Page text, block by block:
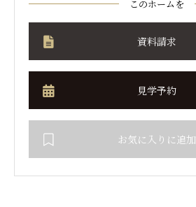
このホームを
資料請求
見学予約
お気に入りに追加